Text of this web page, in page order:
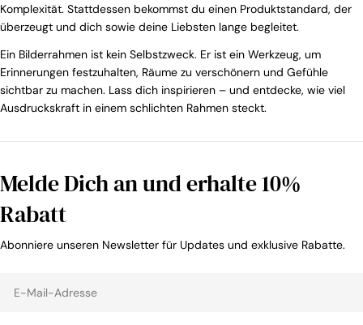
Komplexität. Stattdessen bekommst du einen Produktstandard, der
überzeugt und dich sowie deine Liebsten lange begleitet.
Ein Bilderrahmen ist kein Selbstzweck. Er ist ein Werkzeug, um
Erinnerungen festzuhalten, Räume zu verschönern und Gefühle
sichtbar zu machen. Lass dich inspirieren – und entdecke, wie viel
Ausdruckskraft in einem schlichten Rahmen steckt.
Melde Dich an und erhalte 10%
Rabatt
Abonniere unseren Newsletter für Updates und exklusive Rabatte.
Mail-